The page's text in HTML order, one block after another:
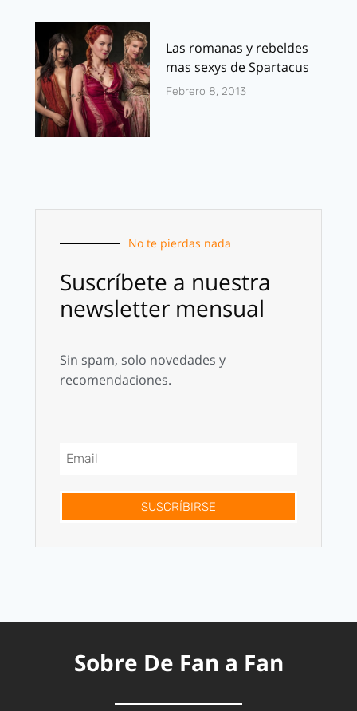
Las romanas y rebeldes
mas sexys de Spartacus
Febrero 8, 2013
No te pierdas nada
Suscríbete a nuestra
newsletter mensual
Sin spam, solo novedades y
recomendaciones.
SUSCRÍBIRSE
Sobre De Fan a Fan